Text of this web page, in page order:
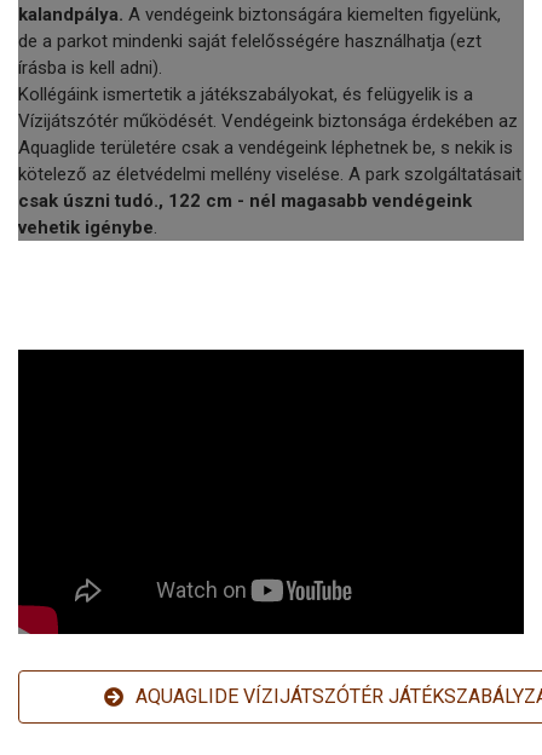
kalandpálya. A vendégeink biztonságára kiemelten figyelünk,
de a parkot mindenki saját felelősségére használhatja (ezt
írásba is kell adni).
Kollégáink ismertetik a játékszabályokat, és felügyelik is a
Vízijátszótér működését. Vendégeink biztonsága érdekében az
Aquaglide területére csak a vendégeink léphetnek be, s nekik is
kötelező az életvédelmi mellény viselése. A park szolgáltatásait
csak úszni tudó., 122 cm - nél magasabb vendégeink
vehetik igénybe.
AQUAGLIDE VÍZIJÁTSZÓTÉR